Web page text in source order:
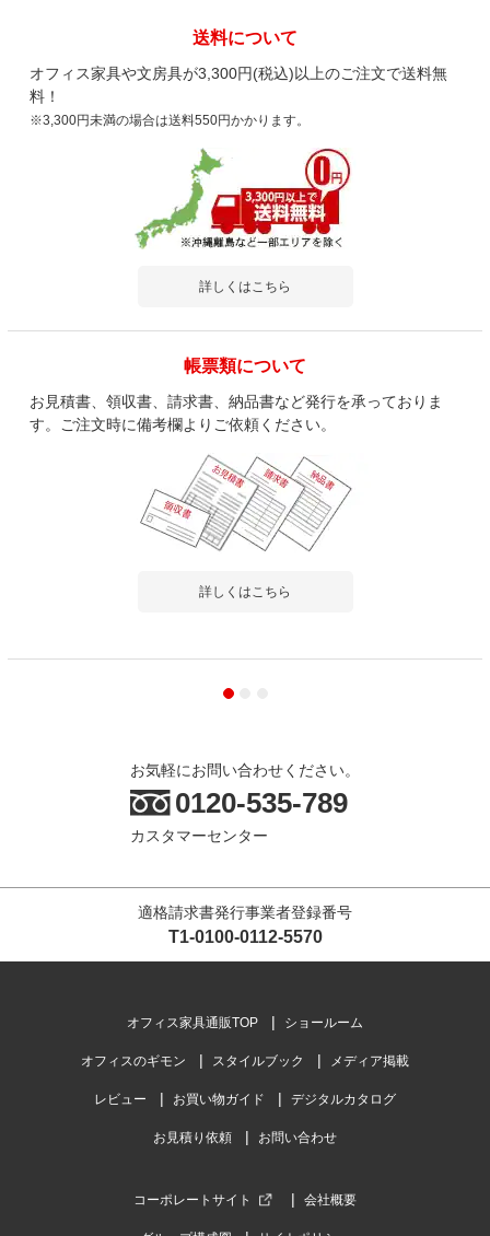
送料について
オフィス家具や文房具が3,300円(税込)以上のご注文で送料無
料！
※3,300円未満の場合は送料550円かかります。
詳しくはこちら
帳票類について
お見積書、領収書、請求書、納品書など発行を承っておりま
す。ご注文時に備考欄よりご依頼ください。
詳しくはこちら
お気軽にお問い合わせください。
0120-535-789
カスタマーセンター
適格請求書発行事業者登録番号
T1-0100-0112-5570
オフィス家具通販TOP ショールーム
オフィスのギモン スタイルブック メディア掲載
レビュー お買い物ガイド デジタルカタログ
お見積り依頼 お問い合わせ
コーポレートサイト 会社概要